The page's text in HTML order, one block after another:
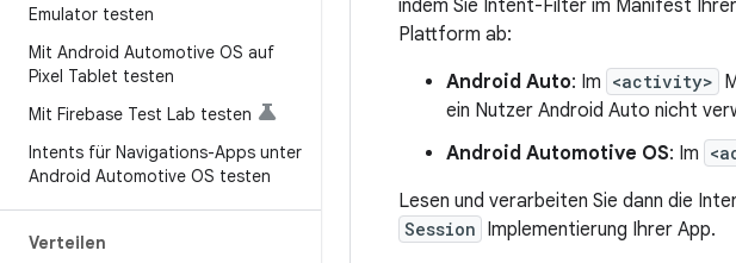
Emulator testen
Mit Android Automotive OS auf
Pixel Tablet testen
Mit Firebase Test Lab testen
Intents für Navigations-Apps unter
Android Automotive OS testen
Verteilen
indem Sie Intent-Filter im Manifest
Plattform ab:
Android Auto: Im <activity>
ein Nutzer Android Auto nicht
Android Automotive OS: Im
Lesen und verarbeiten Sie dann die
Session Implementierung Ihrer App.